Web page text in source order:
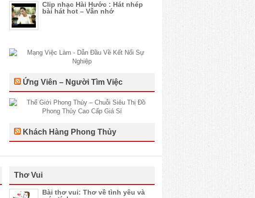
Clip nhạc Hài Hước : Hát nhép
bài hát hot – Vẫn nhớ
Ứng Viên – Người Tìm Việc
Khách Hàng Phong Thủy
Thơ Vui
Bài thơ vui: Thơ về tình yêu và